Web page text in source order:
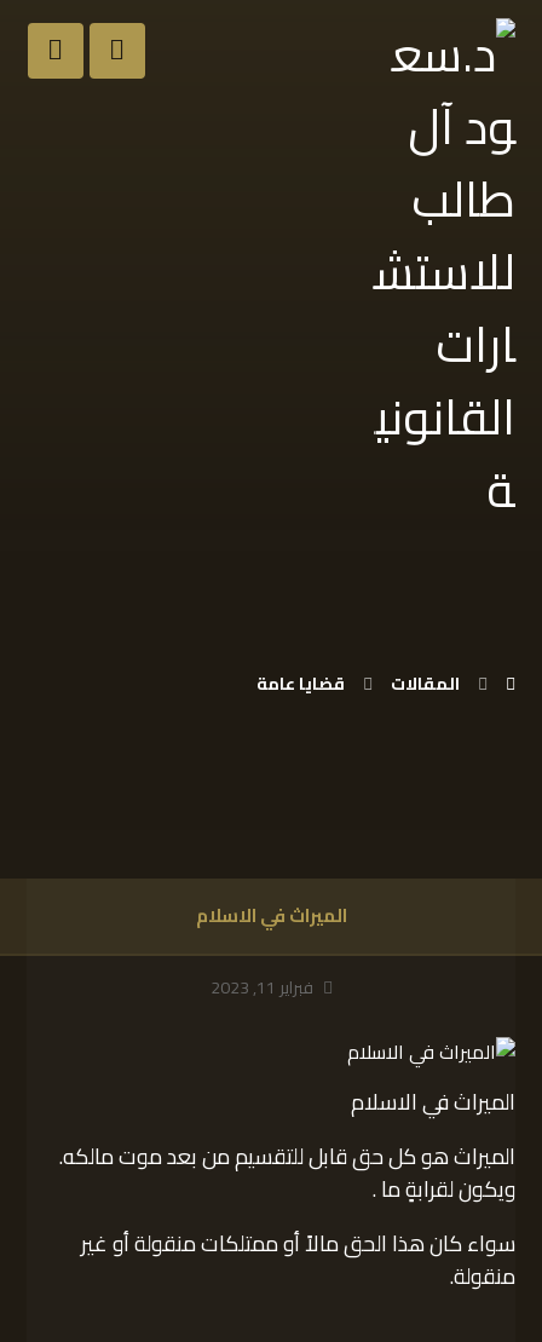
المقالات قضايا عامة
الميراث في الاسلام
فبراير 11, 2023
الميراث في الاسلام
الميراث هو كل حق قابل للتقسيم من بعد موت مالكه.
ويكون لقرابةٍ ما .
سواء كان هذا الحق مالاً أو ممتلكات منقولة أو غير
منقولة.